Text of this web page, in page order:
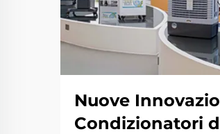
Nuove
Condizionatori